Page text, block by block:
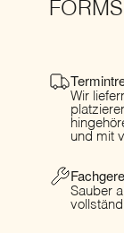
Wir
und mit
Sauber